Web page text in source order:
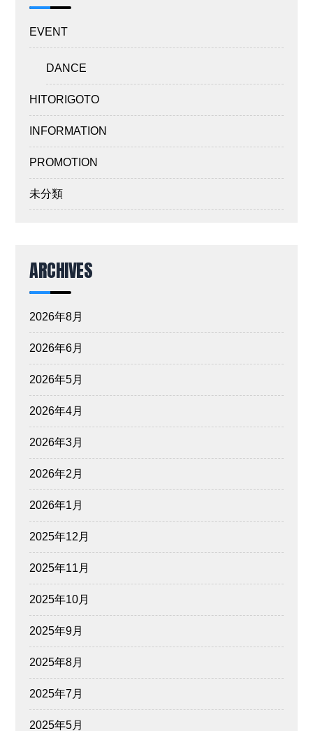
EVENT
DANCE
HITORIGOTO
INFORMATION
PROMOTION
未分類
ARCHIVES
2026年8月
2026年6月
2026年5月
2026年4月
2026年3月
2026年2月
2026年1月
2025年12月
2025年11月
2025年10月
2025年9月
2025年8月
2025年7月
2025年5月